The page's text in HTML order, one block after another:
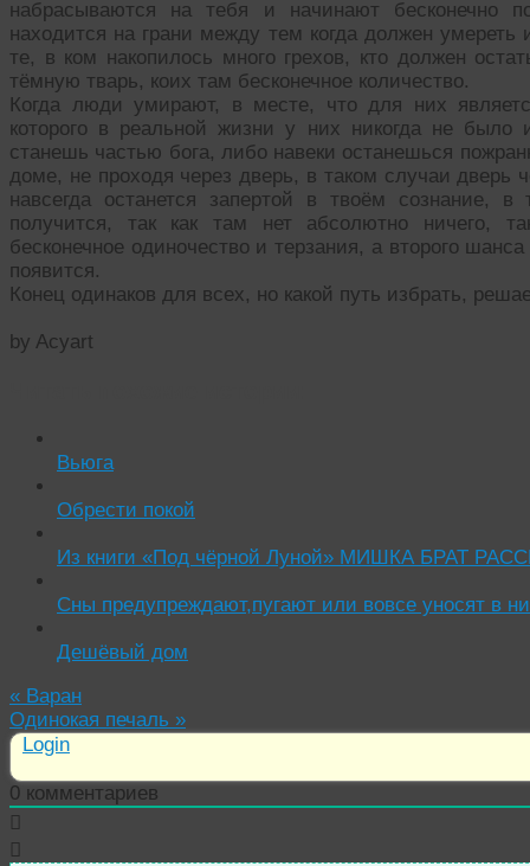
набрасываются на тебя и начинают бесконечно
находится на грани между тем когда должен
те, в ком накопилось много грехов, кто должен
тёмную тварь, коих там бесконечное количество.
Когда люди умирают, в месте, что для них
которого в реальной жизни у них никогда не
станешь частью бога, либо навеки останешься
доме, не проходя через дверь, в таком случаи дверь
навсегда останется запертой в твоём
получится, так как там нет абсолютно ничего,
бесконечное одиночество и терзания, а второго
появится.
Конец одинаков для всех, но какой путь избрать,
by Acyart
Вьюга
Обрести покой
Из книги «Под чёрной Луной» МИШКА БРАТ
Сны предупреждают,пугают или вовсе уносят в
Дешёвый дом
« Варан
Одинокая печаль »
Login
0 комментариев